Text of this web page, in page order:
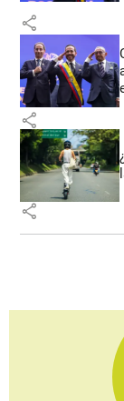
share
share
share